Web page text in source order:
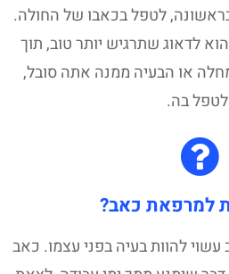
לטפל בכאבו של החולה.
לדאוג שתרגיש יותר טוב, תוך
או הבעיה ממנה אתה סובל,
בה.
למרפאת כאב?
עשוי להוות בעיה בפני עצמו. כאב